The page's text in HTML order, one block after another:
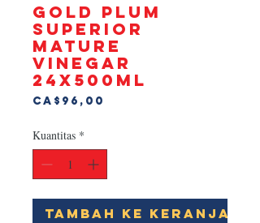
GOLD PLUM
SUPERIOR
MATURE
VINEGAR
24x500ml
CA$96,00
Kuantitas *
Tambah ke Keranjang